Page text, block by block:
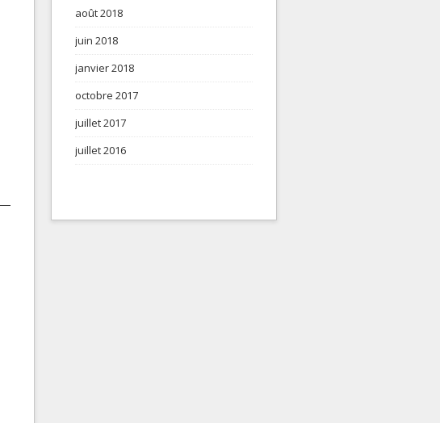
août 2018
juin 2018
janvier 2018
octobre 2017
juillet 2017
juillet 2016